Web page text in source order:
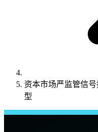
资本市场严监管信
型